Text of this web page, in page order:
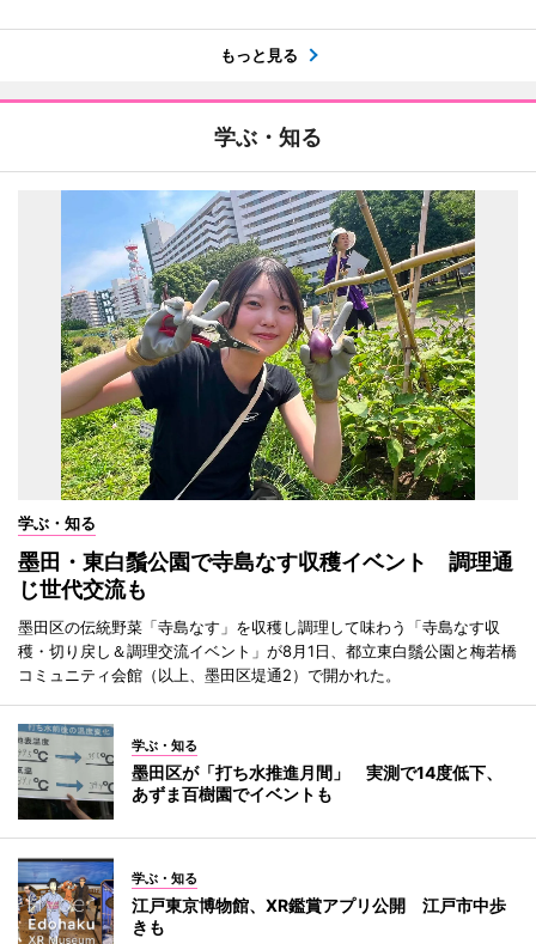
もっと見る
学ぶ・知る
学ぶ・知る
墨田・東白鬚公園で寺島なす収穫イベント 調理通
じ世代交流も
墨田区の伝統野菜「寺島なす」を収穫し調理して味わう「寺島なす収
穫・切り戻し＆調理交流イベント」が8月1日、都立東白鬚公園と梅若橋
コミュニティ会館（以上、墨田区堤通2）で開かれた。
学ぶ・知る
墨田区が「打ち水推進月間」 実測で14度低下、
あずま百樹園でイベントも
学ぶ・知る
江戸東京博物館、XR鑑賞アプリ公開 江戸市中歩
きも